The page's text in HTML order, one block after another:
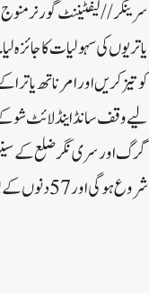
یاتریوں کی سہولیات کا
کو تیز کریں اور امرناتھ
لیے وقف سانڈ اینڈ لائٹ شو
شروع ہوگی اور 57 دنوں کے بعد 28 اگست کو اختتام پذیر ہوگی۔